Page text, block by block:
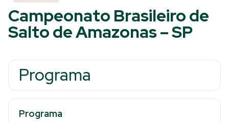
Campeonato Brasileiro de
Salto de Amazonas – SP
Programa
Programa